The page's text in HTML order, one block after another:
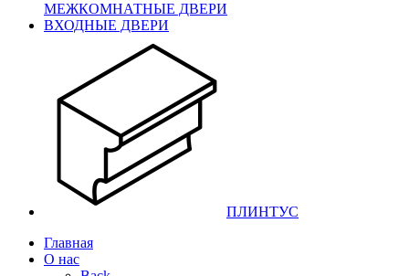
МЕЖКОМНАТНЫЕ ДВЕРИ
ВХОДНЫЕ ДВЕРИ
ПЛИНТУС
Главная
О нас